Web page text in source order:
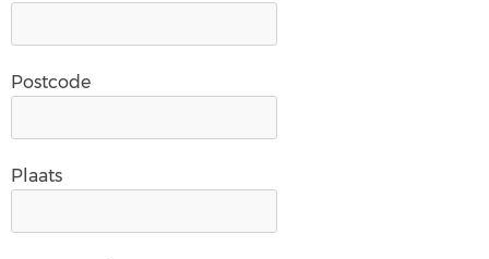
Postcode
Plaats